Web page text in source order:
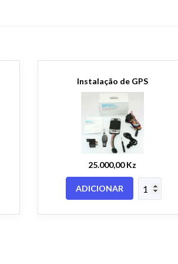
Instalação de GPS
25.000,00 Kz
ADICIONAR